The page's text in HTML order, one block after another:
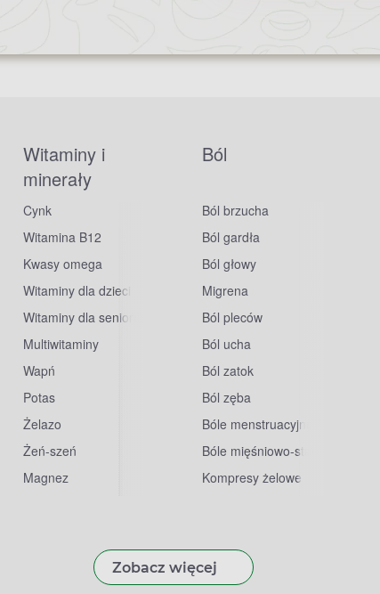
Witaminy i
minerały
Cynk
Witamina B12
Kwasy omega
Witaminy dla dzieci
Witaminy dla seniorów
Multiwitaminy
Wapń
Potas
Żelazo
Żeń-szeń
Magnez
Ból
Ból brzucha
Ból gardła
Ból głowy
Migrena
Ból pleców
Ból ucha
Ból zatok
Ból zęba
Bóle menstruacyjne
Bóle mięśniowo-stawowe
Kompresy żelowe
Zobacz więcej